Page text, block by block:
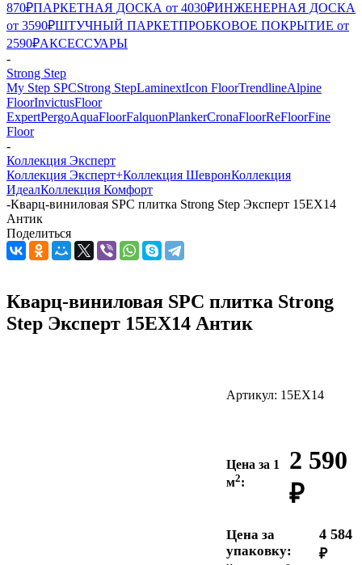
870₽ПАРКЕТНАЯ ДОСКА от 4030₽ИНЖЕНЕРНАЯ ДОСКА
от 3590₽ШТУЧНЫЙ ПАРКЕТПРОБКОВОЕ ПОКРЫТИЕ от
2590₽АКСЕССУАРЫ
-
Strong Step
My Step SPCStrong StepLaminextIcon FloorTrendlineAlpine
FloorInvictusFloor
ExpertPergoAquaFloorFalquonPlankerCronaFloorReFloorFine
Floor
-
Коллекция Эксперт
Коллекция Эксперт+Коллекция ШевронКоллекция
ИдеалКоллекция Комфорт
-Кварц-виниловая SPC плитка Strong Step Эксперт 15ЕХ14
Антик
Поделиться
Кварц-виниловая SPC плитка Strong
Step Эксперт 15ЕХ14 Антик
Артикул: 15ЕХ14
Цена за 1
м2:
2 590
₽
Цена за
упаковку:
4 584
₽